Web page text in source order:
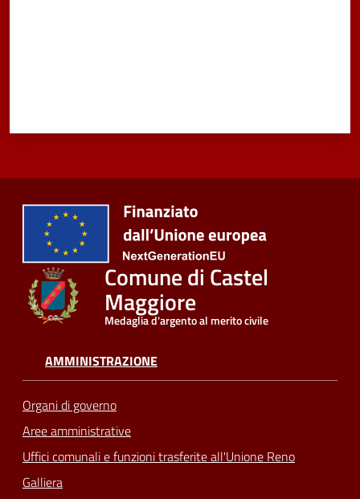
Comune di Castel
Maggiore
Medaglia d'argento al merito civile
AMMINISTRAZIONE
Organi di governo
Aree amministrative
Uffici comunali e funzioni trasferite all'Unione Reno
Galliera